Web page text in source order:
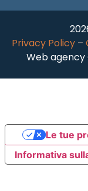
Privacy Policy –
Web agency
Informativa
Le tue